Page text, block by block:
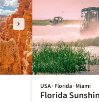
USA · Florida · Miami
Florida